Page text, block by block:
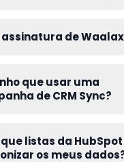
você precisa de uma
assinatura de
Pro, Advanced ou
que usar uma
de CRM Sync?
serão
com os critérios
listas da
os meus